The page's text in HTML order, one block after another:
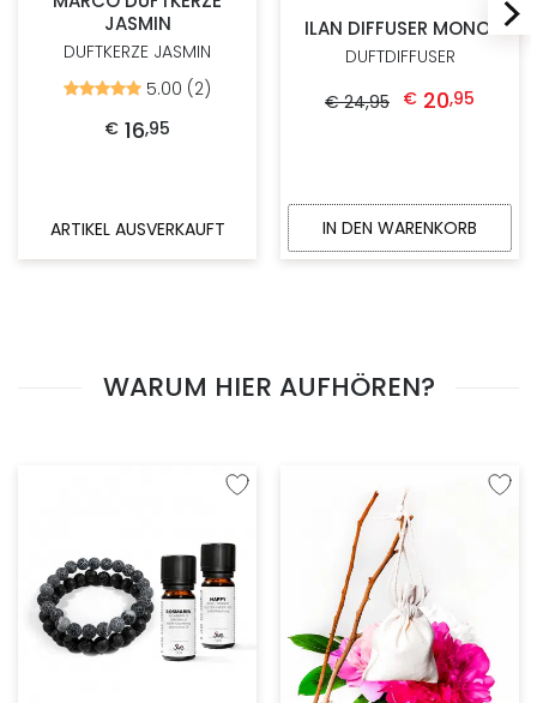
JASMIN
DUFTKERZE JASMIN
Bewertet
5.00
von
5.00 (2)
€ 16,95
ARTIKEL AUSVERKAUFT
ILAN DIFFUSER MONOI
DUFTDIFFUSER
€ 24,95
Ursprünglicher Preis war: € 24,95
€ 20,95
IN DEN WARENKORB
WARUM HIER AUFHÖREN?
Zur Wunschliste hinzufügen Zur